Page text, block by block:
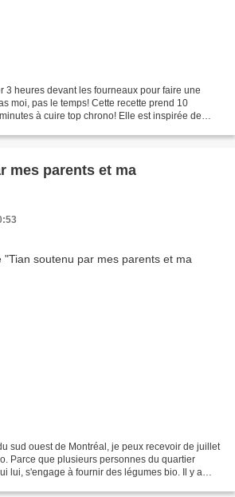
3 heures devant les fourneaux pour faire une
moi, pas le temps! Cette recette prend 10
à cuire top chrono! Elle est inspirée de
mes parents et ma
sud ouest de Montréal, je peux recevoir de juillet
Parce que plusieurs personnes du quartier
lui, s'engage à fournir des légumes bio. Il y a